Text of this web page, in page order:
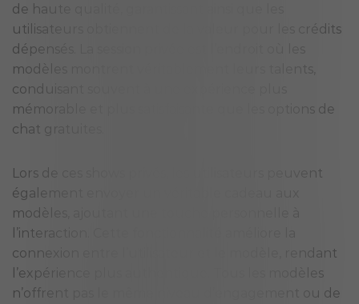
de haute qualité, garantissant ainsi que les
utilisateurs obtiennent de la valeur pour les crédits
dépensés. La session privée est l’endroit où les
modèles montrent véritablement leurs talents,
conduisant souvent à une expérience plus
mémorable et plus satisfaisante que les options de
chat gratuites.
Lors de ces shows privés, les utilisateurs peuvent
également envoyer un véritable cadeau aux
modèles, ajoutant une touche personnelle à
l’interaction. Cette fonctionnalité améliore la
connexion entre l’utilisateur et le modèle, rendant
l’expérience plus authentique. Tous les modèles
n’offrent pas le même niveau d’engagement ou de